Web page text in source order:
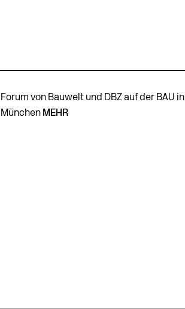
Forum von Bauwelt und DBZ auf der BAU in
München MEHR